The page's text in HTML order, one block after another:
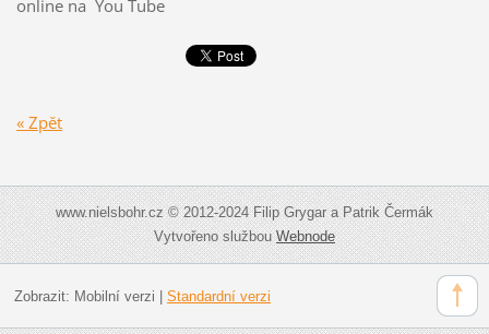
online na You Tube
« Zpět
www.nielsbohr.cz © 2012-2024 Filip Grygar a Patrik Čermák
Vytvořeno službouWebnode
Zobrazit: Mobilní verzi Standardní verzi